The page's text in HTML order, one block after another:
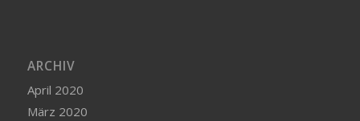
ARCHIV
April 2020
März 2020